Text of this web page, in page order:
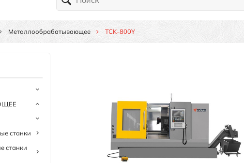
Металлообрабатывающее TCK-800Y
станки
станки